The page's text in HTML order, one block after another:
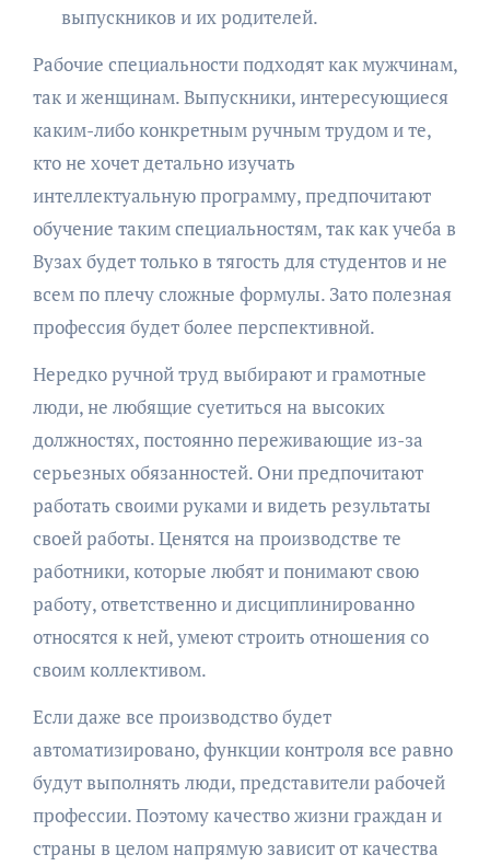
выпускников и их родителей.
Рабочие специальности подходят как мужчинам,
так и женщинам. Выпускники, интересующиеся
каким-либо конкретным ручным трудом и те,
кто не хочет детально изучать
интеллектуальную программу, предпочитают
обучение таким специальностям, так как учеба в
Вузах будет только в тягость для студентов и не
всем по плечу сложные формулы. Зато полезная
профессия будет более перспективной.
Нередко ручной труд выбирают и грамотные
люди, не любящие суетиться на высоких
должностях, постоянно переживающие из-за
серьезных обязанностей. Они предпочитают
работать своими руками и видеть результаты
своей работы. Ценятся на производстве те
работники, которые любят и понимают свою
работу, ответственно и дисциплинированно
относятся к ней, умеют строить отношения со
своим коллективом.
Если даже все производство будет
автоматизировано, функции контроля все равно
будут выполнять люди, представители рабочей
профессии. Поэтому качество жизни граждан и
страны в целом напрямую зависит от качества